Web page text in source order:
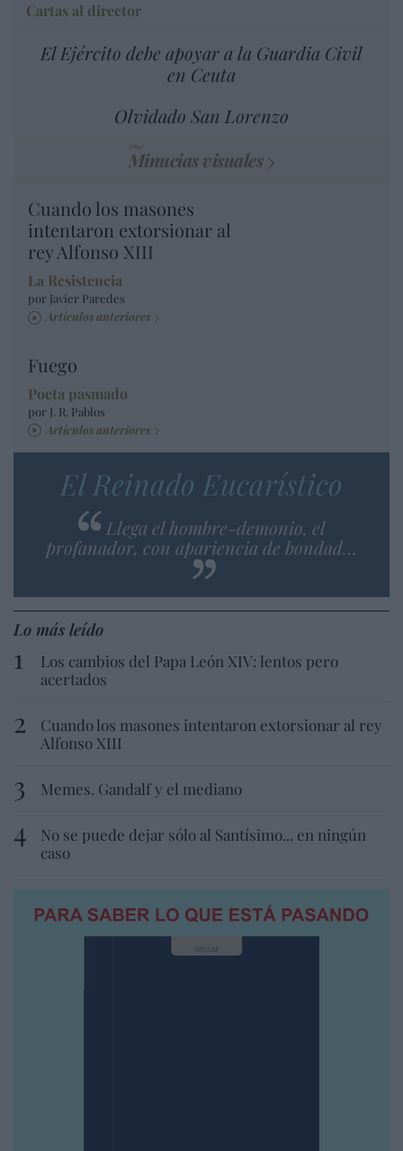
Cartas al director
El Ejército debe apoyar a la Guardia Civil
en Ceuta
Olvidado San Lorenzo
Minucias visuales
Cuando los masones
intentaron extorsionar al
rey Alfonso XIII
La Resistencia
por Javier Paredes
Artículos anteriores
Fuego
Poeta pasmado
por J. R. Pablos
Artículos anteriores
El Reinado Eucarístico
Llega el hombre-demonio, el
profanador, con apariencia de bondad…
Lo más leído
Los cambios del Papa León XIV: lentos pero
acertados
Cuando los masones intentaron extorsionar al rey
Alfonso XIII
Memes. Gandalf y el mediano
No se puede dejar sólo al Santísimo... en ningún
caso